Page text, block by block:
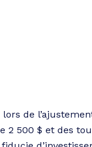
de
2 500 $ et des